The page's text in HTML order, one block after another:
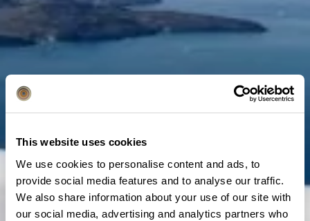
This website uses cookies
We use cookies to personalise content and ads, to
provide social media features and to analyse our traffic.
We also share information about your use of our site with
our social media, advertising and analytics partners who